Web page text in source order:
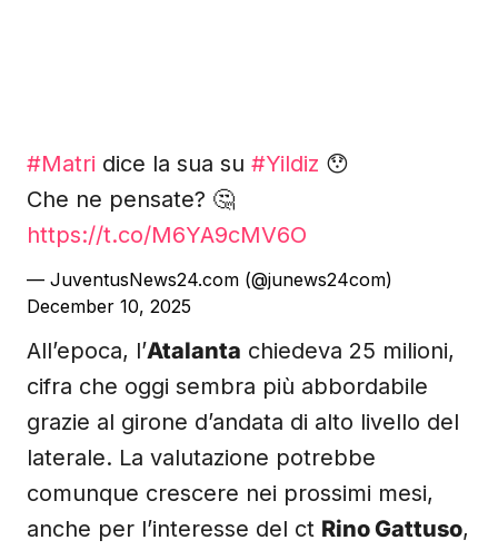
#Matri dice la sua su #Yildiz 😯
Che ne pensate? 🤔
https://t.co/M6YA9cMV6O
— JuventusNews24.com (@junews24com)
December 10, 2025
All’epoca, l’Atalanta chiedeva 25 milioni,
cifra che oggi sembra più abbordabile
grazie al girone d’andata di alto livello del
laterale. La valutazione potrebbe
comunque crescere nei prossimi mesi,
anche per l’interesse del ct Rino Gattuso,